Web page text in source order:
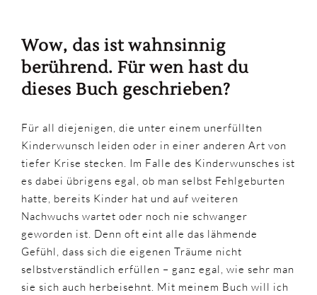
Wow, das ist wahnsinnig
berührend. Für wen hast du
dieses Buch geschrieben?
Für all diejenigen, die unter einem unerfüllten
Kinderwunsch leiden oder in einer anderen Art von
tiefer Krise stecken. Im Falle des Kinderwunsches ist
es dabei übrigens egal, ob man selbst Fehlgeburten
hatte, bereits Kinder hat und auf weiteren
Nachwuchs wartet oder noch nie schwanger
geworden ist. Denn oft eint alle das lähmende
Gefühl, dass sich die eigenen Träume nicht
selbstverständlich erfüllen – ganz egal, wie sehr man
sie sich auch herbeisehnt. Mit meinem Buch will ich